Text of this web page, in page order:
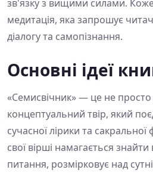
зв'язку з вищими силами.
медитація, яка запрошує
діалогу та самопізнання.
Основні ідеї
«Семисвічник» — це не просто
концептуальний твір, який
сучасної лірики та сакральної
свої вірші намагається знайти
питання, розмірковує над